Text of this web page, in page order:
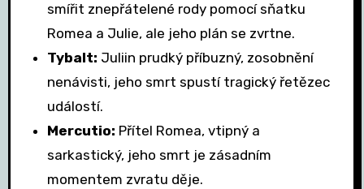
smířit znepřátelené rody pomocí sňatku
Romea a Julie, ale jeho plán se zvrtne.
Tybalt: Juliin prudký příbuzný, zosobnění
nenávisti, jeho smrt spustí tragický řetězec
událostí.
Mercutio: Přítel Romea, vtipný a
sarkastický, jeho smrt je zásadním
momentem zvratu děje.